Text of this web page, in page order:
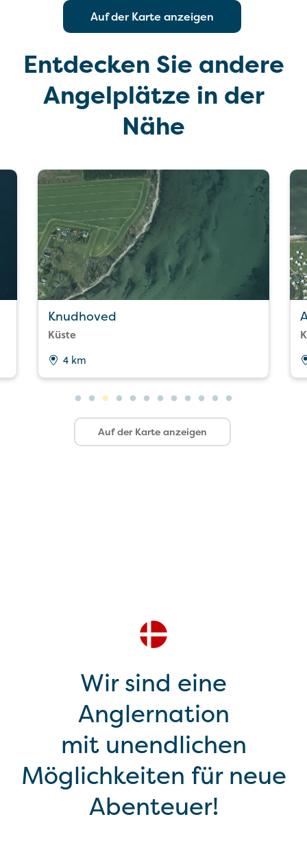
Auf der Karte anzeigen
Entdecken Sie andere
Angelplätze in der
Nähe
Knudhoved
Küste
4 km
Auf der Karte anzeigen
Wir sind eine
Anglernation
mit unendlichen
Möglichkeiten für neue
Abenteuer!